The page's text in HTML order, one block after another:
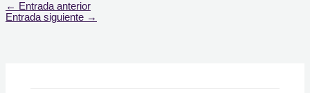
← Entrada anterior
Entrada siguiente →